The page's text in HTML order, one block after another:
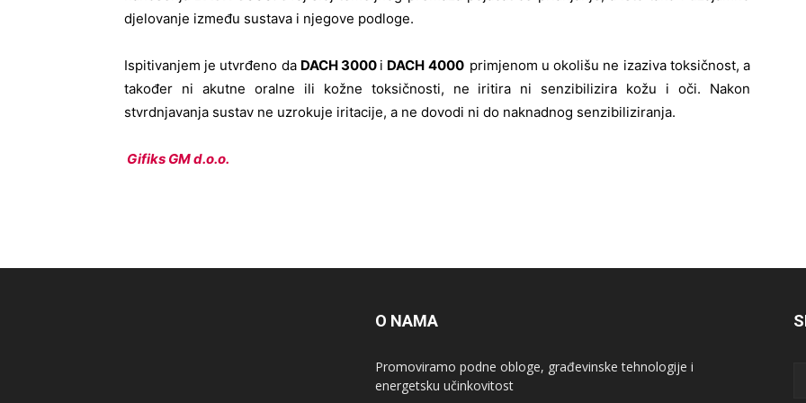
djelovanje između sustava i njegove podloge.
Ispitivanjem je utvrđeno da DACH 3000 i DACH 4000 primjenom u okolišu ne izaziva toksičnost, a
također ni akutne oralne ili kožne toksičnosti, ne iritira ni senzibilizira kožu i oči. Nakon
stvrdnjavanja sustav ne uzrokuje iritacije, a ne dovodi ni do naknadnog senzibiliziranja.
Gifiks GM d.o.o.
O NAMA
Promoviramo podne obloge, građevinske tehnologije i
energetsku učinkovitost